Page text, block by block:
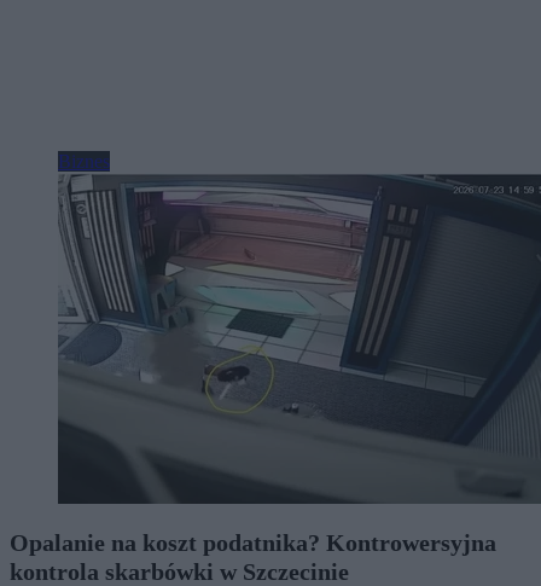
Biznes
Opalanie na koszt podatnika? Kontrowersyjna
kontrola skarbówki w Szczecinie